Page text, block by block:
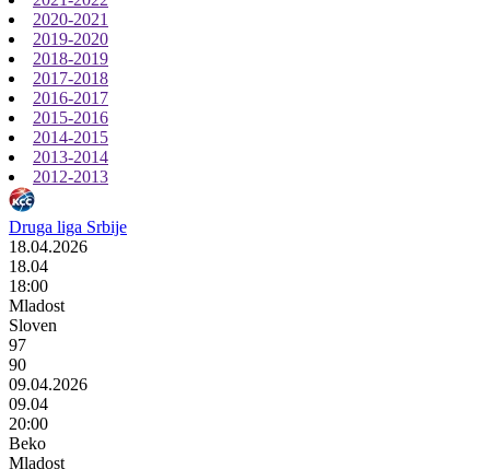
2020-2021
2019-2020
2018-2019
2017-2018
2016-2017
2015-2016
2014-2015
2013-2014
2012-2013
Druga liga Srbije
18.04.2026
18.04
18:00
Mladost
Sloven
97
90
09.04.2026
09.04
20:00
Beko
Mladost